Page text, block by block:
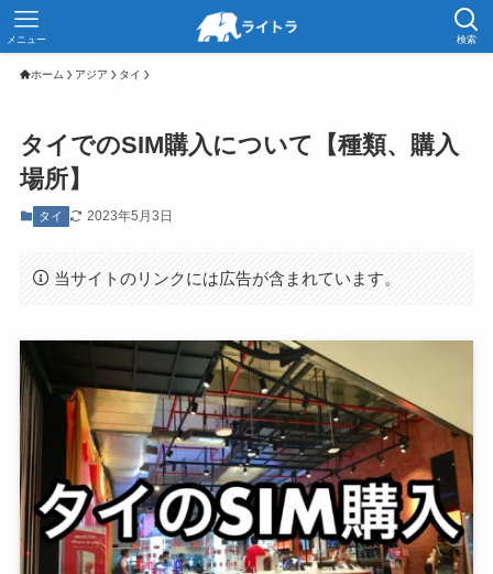
検索
メニュー
ホーム アジア タイ
タイでのSIM購入について【種類、購入
場所】
タイ 2023年5月3日
当サイトのリンクには広告が含まれています。